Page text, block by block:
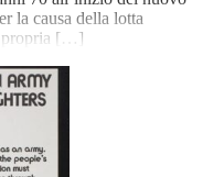
la causa della lotta
propria […]